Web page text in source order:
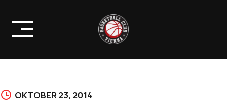
content
OKTOBER 23, 2014